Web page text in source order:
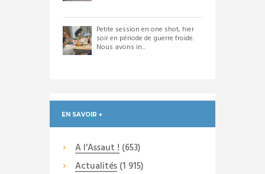
Petite session en one shot, hier
soir en période de guerre froide.
Nous avons in...
EN SAVOIR +
A l'Assaut ! (653)
Actualités(1 915)